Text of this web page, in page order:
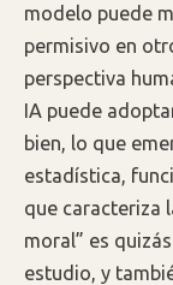
modelo puede
permisivo en
perspectiva
IA puede
bien, lo que
estadística,
que caracteriza
moral” es
estudio, y